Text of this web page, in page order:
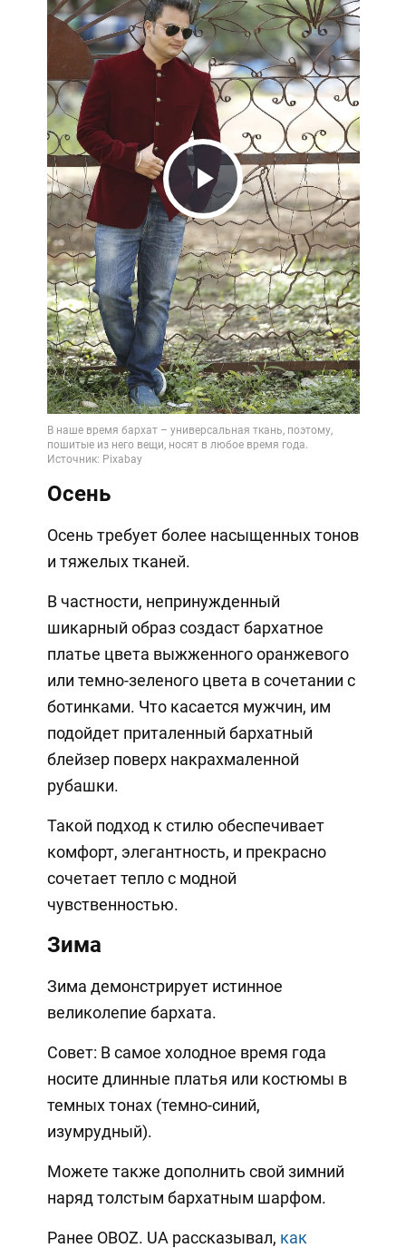
Play
Video
Осень
Осень требует более насыщенных тонов
и тяжелых тканей.
В частности, непринужденный
шикарный образ создаст бархатное
платье цвета выжженного оранжевого
или темно-зеленого цвета в сочетании с
ботинками. Что касается мужчин, им
подойдет приталенный бархатный
блейзер поверх накрахмаленной
рубашки.
Такой подход к стилю обеспечивает
комфорт, элегантность, и прекрасно
сочетает тепло с модной
чувственностью.
Зима
Зима демонстрирует истинное
великолепие бархата.
Совет: В самое холодное время года
носите длинные платья или костюмы в
темных тонах (темно-синий,
изумрудный).
Можете также дополнить свой зимний
наряд толстым бархатным шарфом.
Ранее OBOZ. UA рассказывал, как